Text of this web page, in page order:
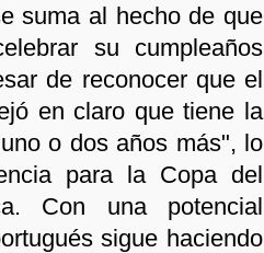
suma al hecho de que
su cumpleaños
de reconocer que el
en claro que tiene la
o dos años más", lo
para la Copa del
Con una potencial
sigue haciendo